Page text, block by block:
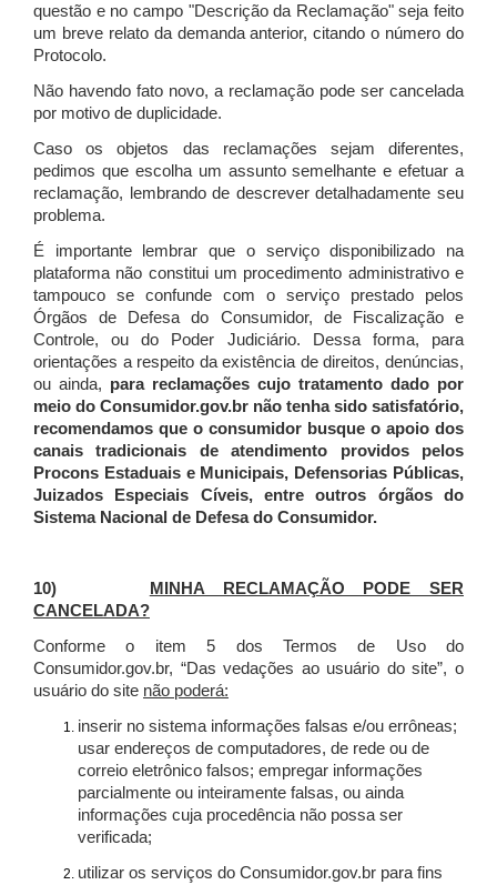
questão e no campo "Descrição da Reclamação" seja feito
um breve relato da demanda anterior, citando o número do
Protocolo.
Não havendo fato novo, a reclamação pode ser cancelada
por motivo de duplicidade.
Caso os objetos das reclamações sejam diferentes,
pedimos que escolha um assunto semelhante e efetuar a
reclamação, lembrando de descrever detalhadamente seu
problema.
É importante lembrar que o serviço disponibilizado na
plataforma não constitui um procedimento administrativo e
tampouco se confunde com o serviço prestado pelos
Órgãos de Defesa do Consumidor, de Fiscalização e
Controle, ou do Poder Judiciário. Dessa forma, para
orientações a respeito da existência de direitos, denúncias,
ou ainda, para reclamações cujo tratamento dado por
meio do Consumidor.gov.br não tenha sido satisfatório,
recomendamos que o consumidor busque o apoio dos
canais tradicionais de atendimento providos pelos
Procons Estaduais e Municipais, Defensorias Públicas,
Juizados Especiais Cíveis, entre outros órgãos do
Sistema Nacional de Defesa do Consumidor.
10)
MINHA RECLAMAÇÃO PODE SER
CANCELADA?
Conforme o item 5 dos Termos de Uso do
Consumidor.gov.br, “Das vedações ao usuário do site”, o
usuário do site não poderá:
inserir no sistema informações falsas e/ou errôneas;
usar endereços de computadores, de rede ou de
correio eletrônico falsos; empregar informações
parcialmente ou inteiramente falsas, ou ainda
informações cuja procedência não possa ser
verificada;
utilizar os serviços do Consumidor.gov.br para fins